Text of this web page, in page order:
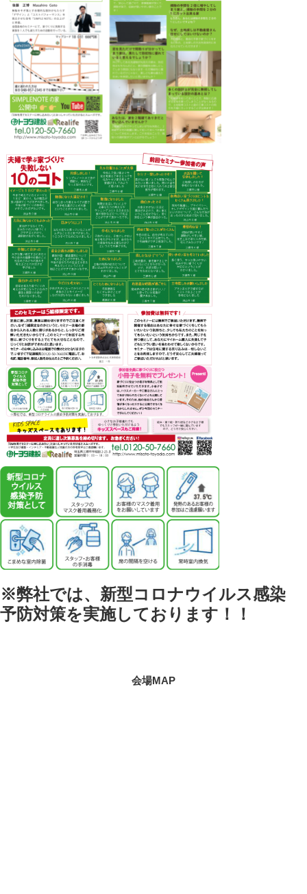
※弊社では、新型コロナウイルス感染
予防対策を実施しております！！
会場MAP